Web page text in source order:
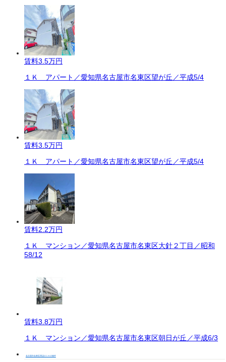
賃料3.5万円
１Ｋ アパート／愛知県名古屋市名東区望が丘／平成5/4
賃料3.5万円
１Ｋ アパート／愛知県名古屋市名東区望が丘／平成5/4
賃料2.2万円
１Ｋ マンション／愛知県名古屋市名東区大針２丁目／昭和
58/12
賃料3.8万円
１Ｋ マンション／愛知県名古屋市名東区朝日が丘／平成6/3
名古屋市名東区周辺の１Ｋの物件